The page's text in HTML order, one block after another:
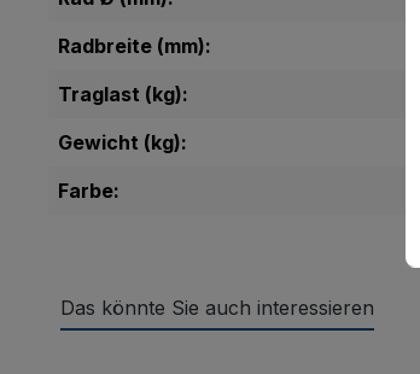
Radbreite (mm):
Traglast (kg):
Gewicht (kg):
Farbe:
Das könnte Sie auch interessieren